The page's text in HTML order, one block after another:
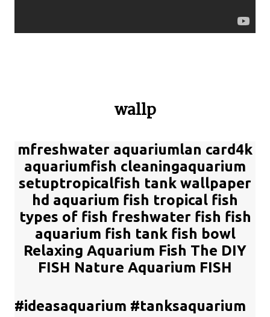
wallp
mfreshwater aquariumlan card4k
aquariumfish cleaningaquarium
setuptropicalfish tank wallpaper
hd aquarium fish tropical fish
types of fish freshwater fish fish
aquarium fish tank fish bowl
Relaxing Aquarium Fish The DIY
FISH Nature Aquarium FISH
#ideasaquarium #tanksaquarium